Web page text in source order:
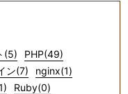
(5)
PHP(49)
ン(7)
nginx(1)
Ruby(0)